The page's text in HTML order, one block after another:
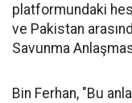
platformundaki
ve Pakistan
Savunma
Bin Ferhan, "Bu